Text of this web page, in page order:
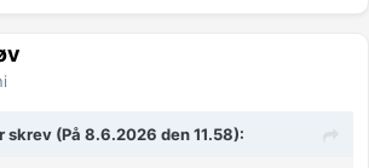
skrev (På 8.6.2026 den 11.58):